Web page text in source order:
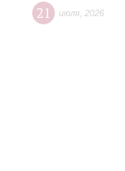
21 июля 2026